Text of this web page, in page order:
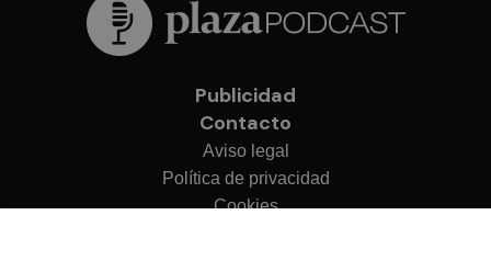
Publicidad
Contacto
Aviso legal
Política de privacidad
Cookies